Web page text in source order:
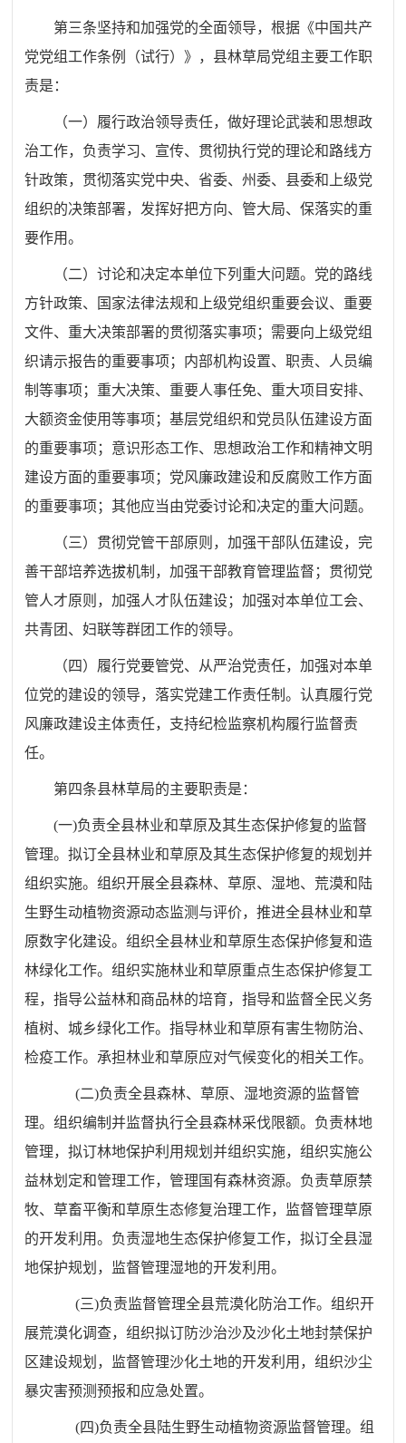
第三条坚持和加强党的全面领导，根据《中国共产
党党组工作条例（试行）》，县林草局党组主要工作职
责是：
（一）履行政治领导责任，做好理论武装和思想政
治工作，负责学习、宣传、贯彻执行党的理论和路线方
针政策，贯彻落实党中央、省委、州委、县委和上级党
组织的决策部署，发挥好把方向、管大局、保落实的重
要作用。
（二）讨论和决定本单位下列重大问题。党的路线
方针政策、国家法律法规和上级党组织重要会议、重要
文件、重大决策部署的贯彻落实事项；需要向上级党组
织请示报告的重要事项；内部机构设置、职责、人员编
制等事项；重大决策、重要人事任免、重大项目安排、
大额资金使用等事项；基层党组织和党员队伍建设方面
的重要事项；意识形态工作、思想政治工作和精神文明
建设方面的重要事项；党风廉政建设和反腐败工作方面
的重要事项；其他应当由党委讨论和决定的重大问题。
（三）贯彻党管干部原则，加强干部队伍建设，完
善干部培养选拔机制，加强干部教育管理监督；贯彻党
管人才原则，加强人才队伍建设；加强对本单位工会、
共青团、妇联等群团工作的领导。
（四）履行党要管党、从严治党责任，加强对本单
位党的建设的领导，落实党建工作责任制。认真履行党
风廉政建设主体责任，支持纪检监察机构履行监督责
任。
第四条县林草局的主要职责是：
(一)负责全县林业和草原及其生态保护修复的监督
管理。拟订全县林业和草原及其生态保护修复的规划并
组织实施。组织开展全县森林、草原、湿地、荒漠和陆
生野生动植物资源动态监测与评价，推进全县林业和草
原数字化建设。组织全县林业和草原生态保护修复和造
林绿化工作。组织实施林业和草原重点生态保护修复工
程，指导公益林和商品林的培育，指导和监督全民义务
植树、城乡绿化工作。指导林业和草原有害生物防治、
检疫工作。承担林业和草原应对气候变化的相关工作。
(二)负责全县森林、草原、湿地资源的监督管
理。组织编制并监督执行全县森林采伐限额。负责林地
管理，拟订林地保护利用规划并组织实施，组织实施公
益林划定和管理工作，管理国有森林资源。负责草原禁
牧、草畜平衡和草原生态修复治理工作，监督管理草原
的开发利用。负责湿地生态保护修复工作，拟订全县湿
地保护规划，监督管理湿地的开发利用。
(三)负责监督管理全县荒漠化防治工作。组织开
展荒漠化调查，组织拟订防沙治沙及沙化土地封禁保护
区建设规划，监督管理沙化土地的开发利用，组织沙尘
暴灾害预测预报和应急处置。
(四)负责全县陆生野生动植物资源监督管理。组